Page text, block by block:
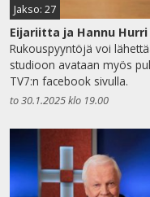
Jakso: 27
Eijariitta ja Hannu Hurri
Rukouspyyntöjä voi
studioon avataan myös
TV7:n facebook sivulla.
to 30.1.2025 klo 19.00